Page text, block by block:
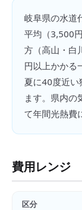
岐阜県の水道
平均（3,500円
方（高山・白
円以上かかる
夏に40度近い
ます。県内の
て年間光熱費
費用レンジ
区分